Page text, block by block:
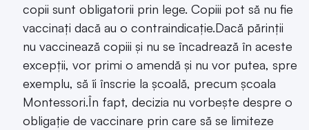
copii sunt obligatorii prin lege. Copiii pot să nu fie
vaccinați dacă au o contraindicație.Dacă părinții
nu vaccinează copiii și nu se încadrează în aceste
excepții, vor primi o amendă și nu vor putea, spre
exemplu, să îi înscrie la școală, precum școala
Montessori.În fapt, decizia nu vorbește despre o
obligație de vaccinare prin care să se limiteze